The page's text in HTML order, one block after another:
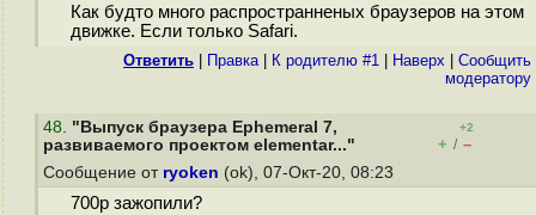
Как будто много распространненых браузеров на этом
движке. Если только Safari.
Ответить Правка| К родителю #1 Наверх
Cообщить
модератору
48. "Выпуск браузера Ephemeral 7,
развиваемого проектом elementar..."
+2
+ / –
Сообщение от ryoken (ok), 07-Окт-20, 08:23
700р зажопили?